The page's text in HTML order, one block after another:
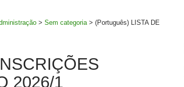
> Sem categoria > (Português) LISTA DE
2026/1